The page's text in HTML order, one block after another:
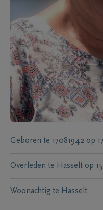
Geboren te 17081942 op
Overleden te Hasselt op
Woonachtig te Hasselt